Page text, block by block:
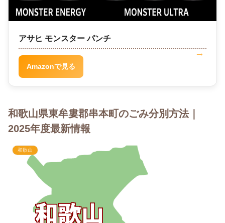
アサヒ モンスター パンチ
Amazonで見る
和歌山県東牟婁郡串本町のごみ分別方法｜
2025年度最新情報
和歌山